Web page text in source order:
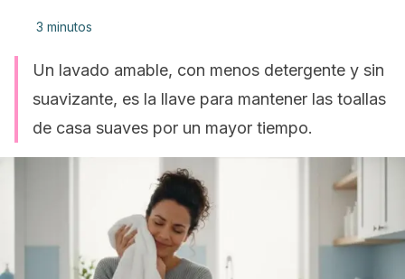
3 minutos
Un lavado amable, con menos detergente y sin
suavizante, es la llave para mantener las toallas
de casa suaves por un mayor tiempo.